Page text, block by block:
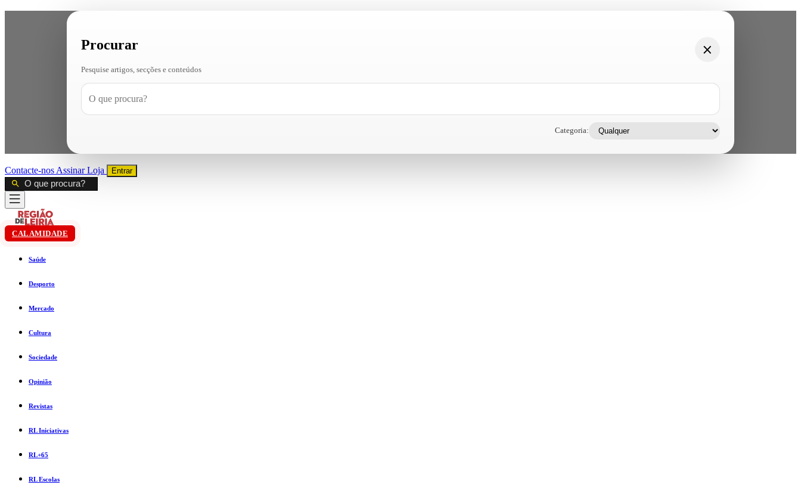
Procurar
Pesquise artigos, secções e conteúdos
Categoria:
Contacte-nos AssinarLoja Entrar
CALAMIDADE
Saúde
Desporto
Mercado
Cultura
Sociedade
Opinião
Revistas
RL Iniciativas
RL+65
RL Escolas